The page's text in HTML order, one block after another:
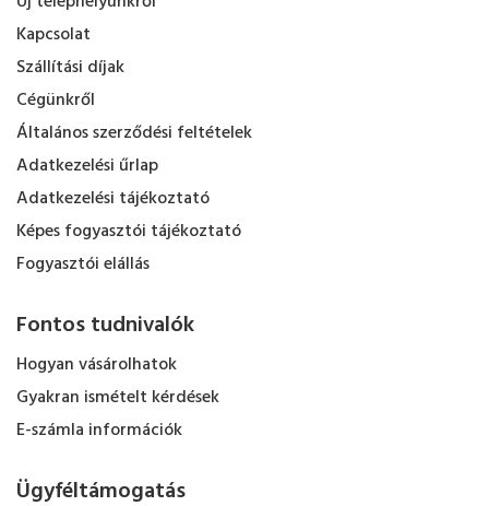
Kapcsolat
Szállítási díjak
Cégünkről
Általános szerződési feltételek
Adatkezelési űrlap
Adatkezelési tájékoztató
Képes fogyasztói tájékoztató
Fogyasztói elállás
Fontos tudnivalók
Hogyan vásárolhatok
Gyakran ismételt kérdések
E-számla információk
Ügyféltámogatás